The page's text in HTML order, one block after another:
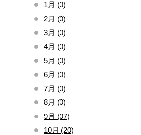
1月 (0)
2月 (0)
3月 (0)
4月 (0)
5月 (0)
6月 (0)
7月 (0)
8月 (0)
9月 (07)
10月 (20)